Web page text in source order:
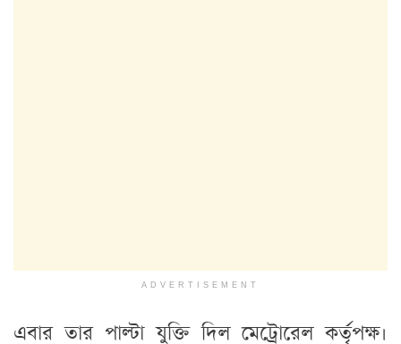
ADVERTISEMENT
এবার তার পাল্টা যুক্তি দিল মেট্রোরেল কর্তৃপক্ষ।